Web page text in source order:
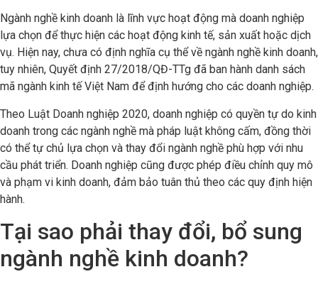
Ngành nghề kinh doanh là lĩnh vực hoạt động mà doanh nghiệp
lựa chọn để thực hiện các hoạt động kinh tế, sản xuất hoặc dịch
vụ. Hiện nay, chưa có định nghĩa cụ thể về ngành nghề kinh doanh,
tuy nhiên, Quyết định 27/2018/QĐ-TTg đã ban hành danh sách
mã ngành kinh tế Việt Nam để định hướng cho các doanh nghiệp.
Theo Luật Doanh nghiệp 2020, doanh nghiệp có quyền tự do kinh
doanh trong các ngành nghề mà pháp luật không cấm, đồng thời
có thể tự chủ lựa chọn và thay đổi ngành nghề phù hợp với nhu
cầu phát triển. Doanh nghiệp cũng được phép điều chỉnh quy mô
và phạm vi kinh doanh, đảm bảo tuân thủ theo các quy định hiện
hành.
Tại sao phải thay đổi, bổ sung
ngành nghề kinh doanh?